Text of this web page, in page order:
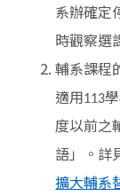
系辦確定
時觀察選
輔系課程
適用113
度以前之
語」。詳
擴大輔系